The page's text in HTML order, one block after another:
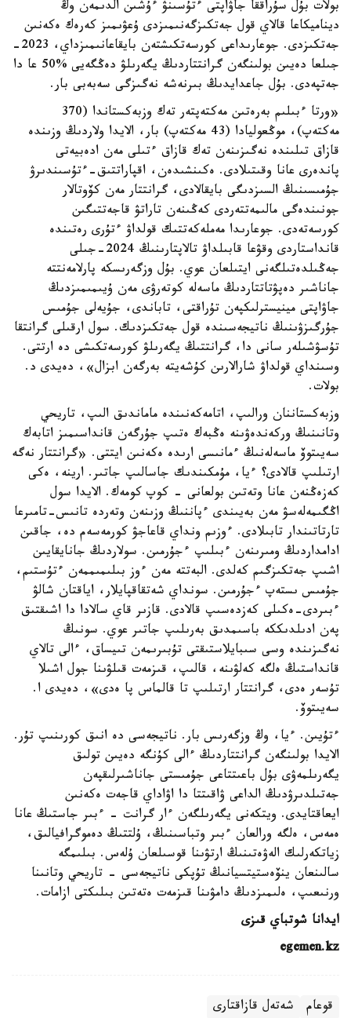
بولات بۇل سۇراققا جاۋاپتى ءتۇسىنۋ ءۇشىن الدىمەن وڭ
ديناميكاعا قالاي قول جەتكىزگەنىمىزدى ۇعۋىمىز كەرەك ەكەنىن
جەتكىزدى. جوعارىداعى كورسەتكىشتەن بايقاعانىمىزداي، 2023-
جىلعا دەيىن بولىنگەن گرانتتاردىڭ يگەرىلۋ دەڭگەيى %50 عا دا
جەتپەدى. بۇل جاعدايدىڭ بىرنەشە نەگىزگى سەبەبى بار.
«ورتا ءبىلىم بەرەتىن مەكتەپتەر تەك وزبەكستاندا (370
مەكتەپ)، موڭعوليادا (43 مەكتەپ) بار، الايدا ولاردىڭ وزىندە
قازاق تىلىندە نەگىزىنەن تەك قازاق ءتىلى مەن ادەبيەتى
پاندەرى عانا وقىتىلادى. ەكىنشىدەن، اقپاراتتىق-ءتۇسىندىرۋ
جۇمىسىنىڭ السىزدىگى بايقالادى، گرانتتار مەن كۆوتالار
جونىندەگى مالىمەتتەردى كەڭىنەن تاراتۋ قاجەتتىگىن
كورسەتەدى. جوعارىدا مەملەكەتتىك قولداۋ ءتۇرى رەتىندە
قانداستاردى وقۋعا قابىلداۋ تالاپتارىنىڭ 2024-جىلى
جەڭىلدەتىلگەنى ايتىلعان عوي. بۇل وزگەرىسكە پارلامەنتتە
جاناشىر دەپۋتاتتاردىڭ ماسەلە كوتەرۋى مەن ۇيىمىمىزدىڭ
جاۋاپتى مينيسترلىكپەن تۇراقتى، تاباندى، جۇيەلى جۇمىس
جۇرگىزۋىنىڭ ناتيجەسىندە قول جەتكىزدىك. سول ارقىلى گرانتقا
تۇسۋشىلەر سانى دا، گرانتتىڭ يگەرىلۋ كورسەتكىشى دە ارتتى.
وسىنداي قولداۋ شارالارىن كۇشەيتە بەرگەن ابزال»، دەيدى د.
بولات.
وزبەكستاننان ورالىپ، اتامەكەنىندە ماماندىق الىپ، تاريحي
وتانىنىڭ وركەندەۋىنە ەڭبەك ەتىپ جۇرگەن قانداسىمىز اتابەك
سەيىتوۆ ماسەلەنىڭ ءمانىسى ارىدە ەكەنىن ايتتى. «گرانتتار نەگە
ارتىلىپ قالادى؟ ءيا، مۇمكىندىك جاسالىپ جاتىر. ارينە، ەكى
كەزەڭنەن عانا وتەتىن بولعانى - كوپ كومەك. الايدا سول
اڭگىمەلەسۋ مەن بەيىندى ءپاننىڭ وزىنەن وتەردە تانىس-تامىرعا
تارتاتىندار تابىلادى. ءوزىم ونداي قاعاجۋ كورمەسەم دە، جاقىن
ادامداردىڭ ومىرىنەن ءبىلىپ ءجۇرمىن. سولاردىڭ جانايقايىن
اشىپ جەتكىزگىم كەلدى. البەتتە مەن ءوز بىلىمىممەن ءتۇستىم،
جۇمىس ىستەپ ءجۇرمىن. سونداي شەتقاقپايلار، اياقتان شالۋ
ءبىردى-ەكىلى كەزدەسىپ قالادى. قازىر قاي سالادا دا اشىقتىق
پەن ادىلدىككە باسىمدىق بەرىلىپ جاتىر عوي. سونىڭ
نەگىزىندە وسى سىبايلاستىقتى تۇبىرىمەن تىيساق، ءالى تالاي
قانداستىڭ ەلگە كەلۋىنە، قالىپ، قىزمەت قىلۋىنا جول اشىلا
تۇسەر ەدى، گرانتتار ارتىلىپ تا قالماس پا ەدى»، دەيدى ا.
سەيىتوۆ.
ءتۇيىن. ءيا، وڭ وزگەرىس بار. ناتيجەسى دە انىق كورىنىپ تۇر.
الايدا بولىنگەن گرانتتاردىڭ ءالى كۇنگە دەيىن تولىق
يگەرىلمەۋى بۇل باعىتتاعى جۇمىستى جاناشىرلىقپەن
جەتىلدىرۋدىڭ الداعى ۋاقىتتا دا اۋاداي قاجەت ەكەنىن
ايعاقتايدى. ويتكەنى يگەرىلگەن ءار گرانت - ءبىر جاستىڭ عانا
ەمەس، ەلگە ورالعان ءبىر وتباسىنىڭ، ۇلتتىڭ دەموگرافيالىق،
زياتكەرلىك الەۋەتىنىڭ ارتۋىنا قوسىلعان ۇلەس. بىلىمگە
سالىنعان ينۆەستيتسيانىڭ تۇپكى ناتيجەسى - تاريحي وتانىنا
ورنىعىپ، ەلىمىزدىڭ دامۋىنا قىزمەت ەتەتىن بىلىكتى ازامات.
ايدانا شوتباي قىزى
egemen.kz
قوعام شەتەل قازاقتارى